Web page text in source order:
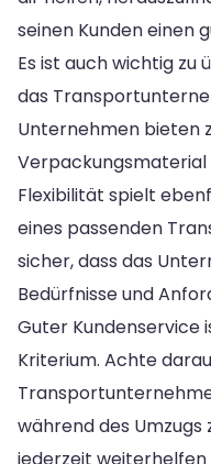
seinen Kunden einen
Es ist auch wichtig zu
das
Unternehmen bieten
Flexibilität spielt
eines passenden
sicher, dass das
Bedürfnisse und
Guter Kundenservice
Kriterium. Achte
während des
jederzeit weiterhelfen